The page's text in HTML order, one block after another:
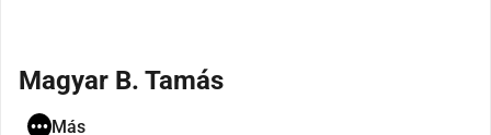
Magyar B. Tamás
Más